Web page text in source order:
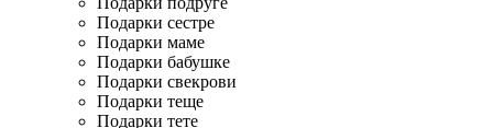
Подарки сестре
Подарки маме
Подарки бабушке
Подарки свекрови
Подарки теще
Подарки тете